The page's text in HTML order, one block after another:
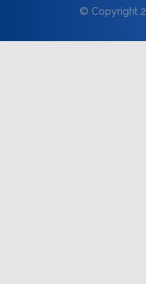
© Copyright